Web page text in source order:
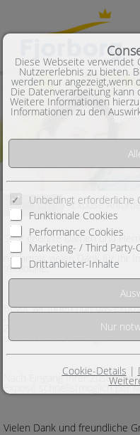
Über uns Exposè
Sehr geehrte Damen und
nochmals vielen Dank für Ihr
Immobilie.
Bevor wir Ihnen nun das
Ihnen die Zustimmung der
Zustimmung können Sie uns
untenstehenden Fragen
Nach Eingang Ihrer
Exposé schnellstmöglich per
Vielen Dank und freundliche
Diese Webseite verwendet
Nutzererlebnis zu bieten.
werden nur angezeigt,wenn
Die Datenverarbeitung kann
Weitere Informationen
Informationen zu den
Unbedingt erforderliche
Funktionale Cookies
Performance Cookies
Marketing- / Third Party-
Drittanbieter-Inhalte
Cookie-Details |